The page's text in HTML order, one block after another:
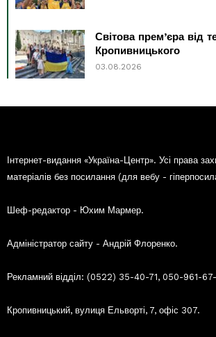
Світова прем’єра від
Кропивницького
03.08.2026
Інтернет-видання «Україна-Центр». Усі права
матеріалів без посилання (для вебу -
Шеф-редактор - Юхим Мармер.
Адміністратор сайту - Андрій Флоренко.
Рекламний відділ: (0522) 35-40-71, 050-961-67-
Кропивницький, вулиця Ельворті, 7, офіс 307.